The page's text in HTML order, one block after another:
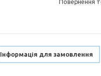
Інформація для замовлення